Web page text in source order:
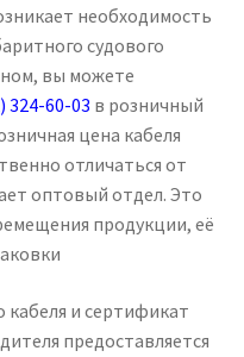
необходимость
судового
вы можете
324-60-03 в розничный
цена кабеля
отличаться от
оптовый отдел. Это
продукции, её
и сертификат
предоставляется